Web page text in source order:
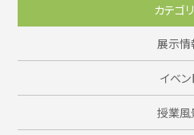
カテゴ
展示情
イベン
授業風